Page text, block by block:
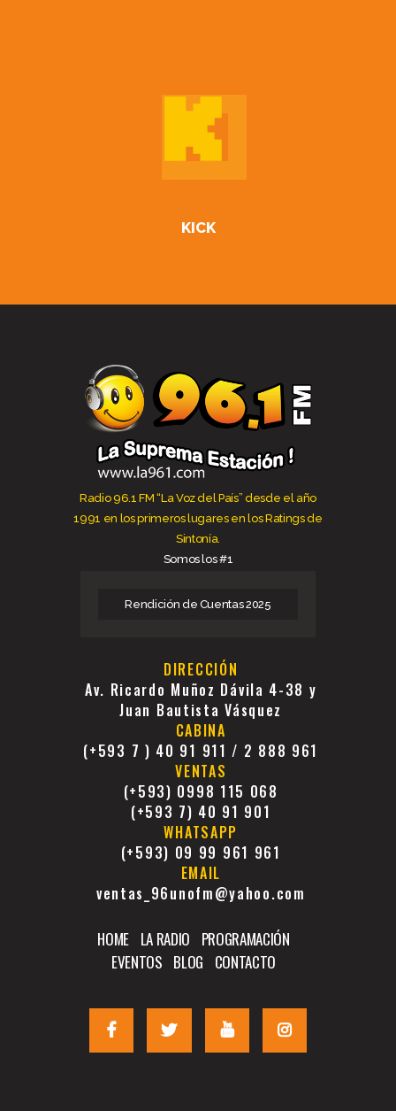
KICK
Radio 96.1 FM “La Voz del País” desde el año
1991 en los primeros lugares en los Ratings de
Sintonía.
Somos los #1
Rendición de Cuentas 2025
DIRECCIÓN
Av. Ricardo Muñoz Dávila 4-38 y
Juan Bautista Vásquez
CABINA
(+593 7 ) 40 91 911 / 2 888 961
VENTAS
(+593) 0998 115 068
(+593 7) 40 91 901
WHATSAPP
(+593) 09 99 961 961
EMAIL
ventas_96unofm@yahoo.com
HOME LA RADIO PROGRAMACIÓN
EVENTOS BLOG CONTACTO